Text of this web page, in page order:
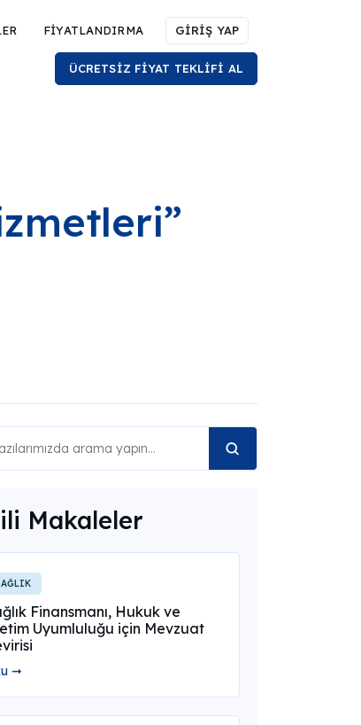
FİYATLANDIRMA GİRİŞ YAP
ÜCRETSİZ FİYAT TEKLİFİ AL
Makaleler
Finansmanı, Hukuk ve
Uyumluluğu için Mevzuat
➞